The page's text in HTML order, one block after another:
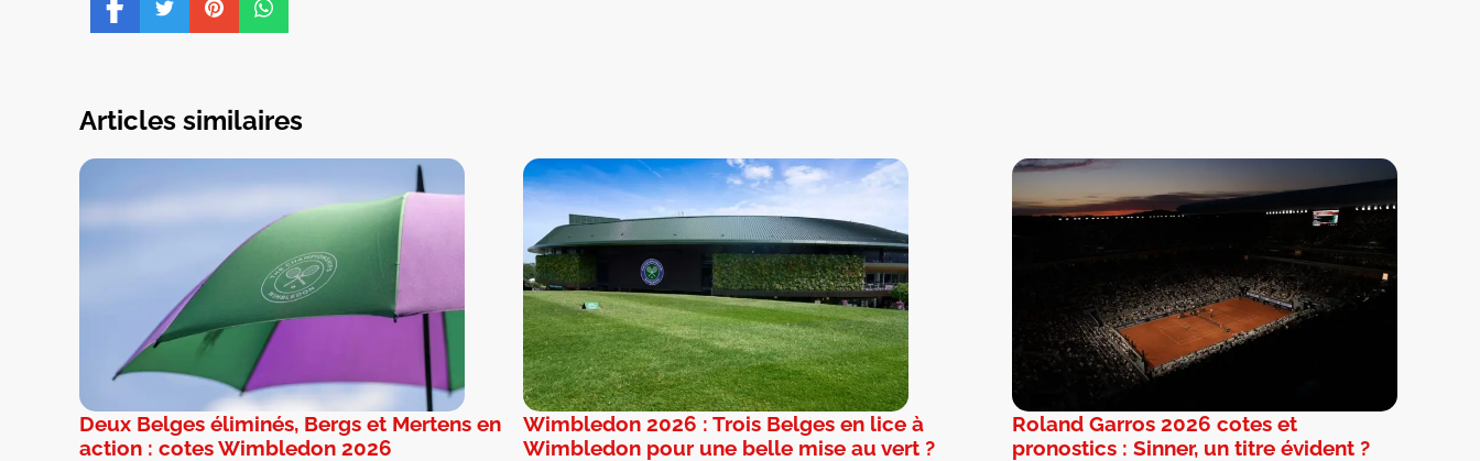
Articles similaires
Deux Belges éliminés, Bergs et Mertens en
action : cotes Wimbledon 2026
Wimbledon 2026 : Trois Belges en lice à
Wimbledon pour une belle mise au vert ?
Roland Garros 2026 cotes et
pronostics : Sinner, un titre évident ?